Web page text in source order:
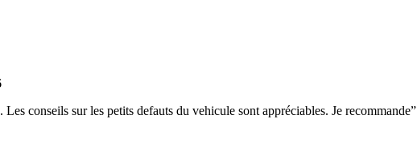
conseils sur les petits defauts du vehicule sont appréciables. Je recommande”